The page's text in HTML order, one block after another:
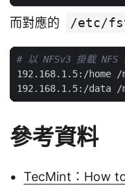
而對應的 /etc/
# 以 NFSv3 掛載 NFS
192.168.1.5:/home
192.168.1.5:/data
參考資料
TecMint：How